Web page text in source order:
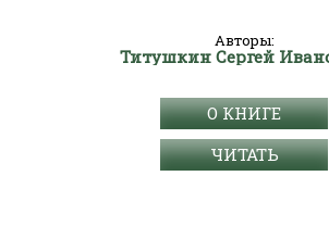
Авторы:
Титушкин Сергей
О КНИГЕ
ЧИТАТЬ